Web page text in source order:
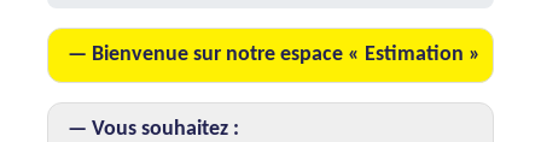
Service Qualité Clients
Bienvenue sur notre espace « Estimation »
Vous souhaitez :